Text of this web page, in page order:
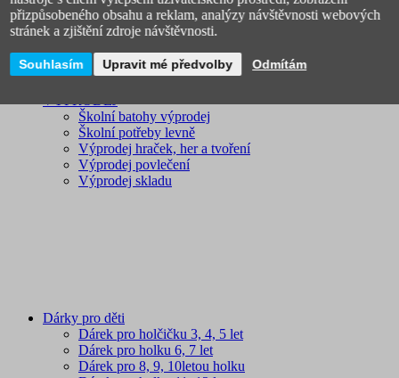
Školní batohy výprodej
Školní potřeby levně
Výprodej hraček, her a tvoření
Výprodej povlečení
Výprodej skladu
Dárky pro děti
Dárek pro holčičku 3, 4, 5 let
Dárek pro holku 6, 7 let
Dárek pro 8, 9, 10letou holku
přizpůsobeného obsahu a reklam, analýzy návštěvnosti webových
stránek a zjištění zdroje návštěvnosti.
Souhlasím Upravit mé předvolby Odmítám